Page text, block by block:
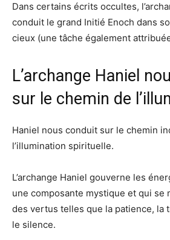
Dans certains écrits occultes,
conduit le grand Initié Enoch dans
cieux (une tâche également
L’archange Haniel
sur le chemin de
Haniel nous conduit sur le chemin
l’illumination spirituelle.
L’archange Haniel gouverne les
une composante mystique et qui se
des vertus telles que la patience, la
le silence.